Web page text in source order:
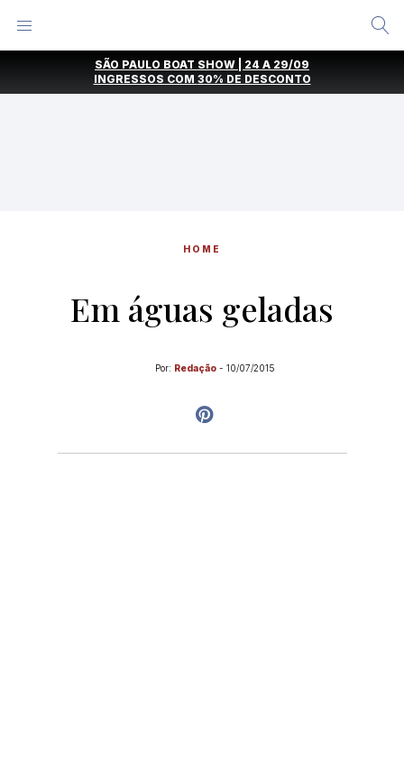
SÃO PAULO BOAT SHOW | 24 A 29/09
INGRESSOS COM 30% DE DESCONTO
HOME
Em águas geladas
Por: Redação - 10/07/2015